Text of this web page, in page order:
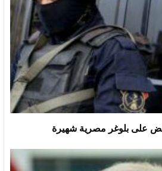
على بلوغر مصرية شهيرة